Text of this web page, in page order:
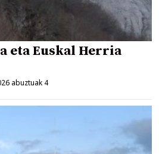
eta Euskal Herria
abuztuak 4